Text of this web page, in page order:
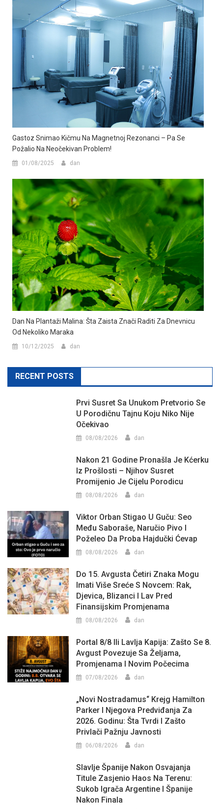
Gastoz Snimao Kičmu Na Magnetnoj Rezonanci – Pa Se
Požalio Na Neočekivan Problem!
01/08/2025 dan
Dan Na Plantaži Malina: Šta Zaista Znači Raditi Za Dnevnicu
Od Nekoliko Maraka
10/12/2025 dan
RECENT POSTS
Prvi Susret Sa Unukom Pretvorio Se
U Porodičnu Tajnu Koju Niko Nije
Očekivao
08/08/2026 dan
Nakon 21 Godine Pronašla Je Kćerku
Iz Prošlosti – Njihov Susret
Promijenio Je Cijelu Porodicu
08/08/2026 dan
Viktor Orban Stigao U Guču: Seo
Među Saboraše, Naručio Pivo I
Poželeo Da Proba Hajdučki Ćevap
08/08/2026 dan
Do 15. Avgusta Četiri Znaka Mogu
Imati Više Sreće S Novcem: Rak,
Djevica, Blizanci I Lav Pred
Finansijskim Promjenama
08/08/2026 dan
Portal 8/8 Ili Lavlja Kapija: Zašto Se 8.
Avgust Povezuje Sa Željama,
Promjenama I Novim Počecima
07/08/2026 dan
„Novi Nostradamus“ Krejg Hamilton
Parker I Njegova Predviđanja Za
2026. Godinu: Šta Tvrdi I Zašto
Privlači Pažnju Javnosti
06/08/2026 dan
Slavlje Španije Nakon Osvajanja
Titule Zasjenio Haos Na Terenu:
Sukob Igrača Argentine I Španije
Nakon Finala